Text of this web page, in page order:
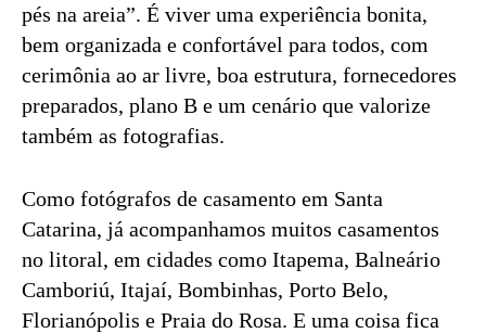
pés na areia”. É viver uma experiência bonita,
bem organizada e confortável para todos, com
cerimônia ao ar livre, boa estrutura, fornecedores
preparados, plano B e um cenário que valorize
também as fotografias.
Como fotógrafos de casamento em Santa
Catarina, já acompanhamos muitos casamentos
no litoral, em cidades como Itapema, Balneário
Camboriú, Itajaí, Bombinhas, Porto Belo,
Florianópolis e Praia do Rosa. E uma coisa fica